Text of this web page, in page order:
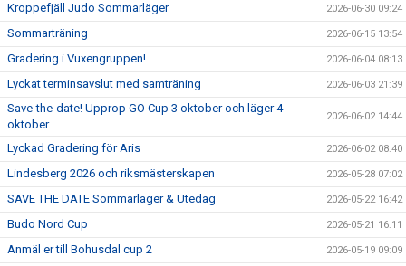
Kroppefjäll Judo Sommarläger 2026-06-30 09:24
Sommarträning 2026-06-15 13:54
Gradering i Vuxengruppen! 2026-06-04 08:13
Lyckat terminsavslut med samträning 2026-06-03 21:39
Save-the-date! Upprop GO Cup 3 oktober och läger 4
oktober
2026-06-02 14:44
Lyckad Gradering för Aris 2026-06-02 08:40
Lindesberg 2026 och riksmästerskapen 2026-05-28 07:02
SAVE THE DATE Sommarläger & Utedag 2026-05-22 16:42
Budo Nord Cup 2026-05-21 16:11
Anmäl er till Bohusdal cup 2 2026-05-19 09:09